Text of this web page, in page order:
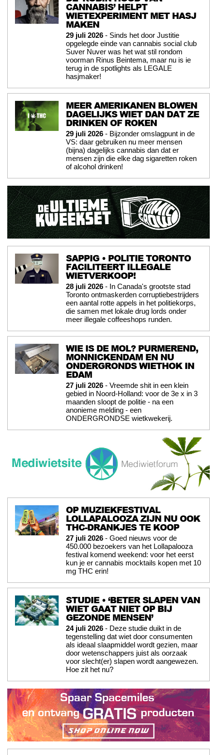
CANNABIS’ HELPT
WIETEXPERIMENT MET HASJ
MAKEN
29 juli 2026 - Sinds het door Justitie
opgelegde einde van cannabis social club
Suver Nuver was het wat stil rondom
voorman Rinus Beintema, maar nu is ie
terug in de spotlights als LEGALE
hasjmaker!
MEER AMERIKANEN BLOWEN
DAGELIJKS WIET DAN DAT ZE
DRINKEN OF ROKEN
29 juli 2026 - Bijzonder omslagpunt in de
VS: daar gebruiken nu meer mensen
(bijna) dagelijks cannabis dan dat er
mensen zijn die elke dag sigaretten roken
of alcohol drinken!
SAPPIG • POLITIE TORONTO
FACILITEERT ILLEGALE
WIETVERKOOP!
28 juli 2026 - In Canada's grootste stad
Toronto ontmaskerden corruptiebestrijders
een aantal rotte appels in het politiekorps,
die samen met lokale drug lords onder
meer illegale coffeeshops runden.
WIE IS DE MOL? PURMEREND,
MONNICKENDAM EN NU
ONDERGRONDS WIETHOK IN
EDAM
27 juli 2026 - Vreemde shit in een klein
gebied in Noord-Holland: voor de 3e x in 3
maanden sloopt de politie - na een
anonieme melding - een
ONDERGRONDSE wietkwekerij.
OP MUZIEKFESTIVAL
LOLLAPALOOZA ZIJN NU OOK
THC-DRANKJES TE KOOP
27 juli 2026 - Goed nieuws voor de
450.000 bezoekers van het Lollapalooza
festival komend weekend: voor het eerst
kun je er cannabis mocktails kopen met 10
mg THC erin!
STUDIE • ‘BETER SLAPEN VAN
WIET GAAT NIET OP BIJ
GEZONDE MENSEN’
24 juli 2026 - Deze studie duikt in de
tegenstelling dat wiet door consumenten
als ideaal slaapmiddel wordt gezien, maar
door wetenschappers juist als oorzaak
voor slecht(er) slapen wordt aangewezen.
Hoe zit het nu?